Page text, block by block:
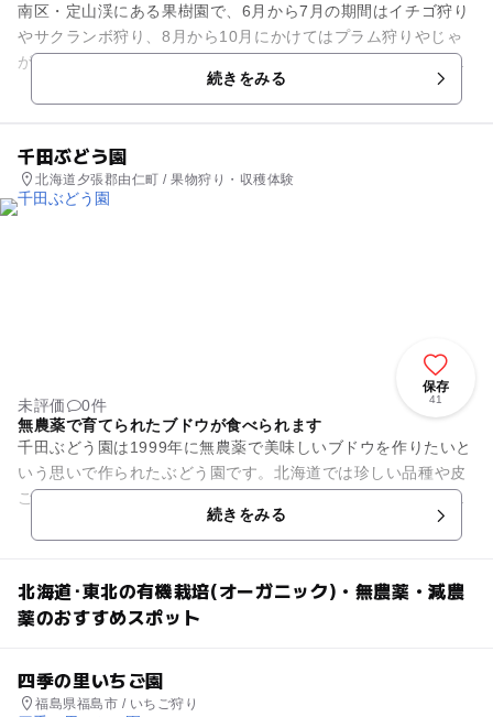
南区・定山渓にある果樹園で、6月から7月の期間はイチゴ狩り
やサクランボ狩り、8月から10月にかけてはプラム狩りやじゃ
がいも・とうきび収穫体験を楽しむことができます。また、バ
ーベキューハウスで美味...続きをみる
千田ぶどう園
北海道夕張郡由仁町 / 果物狩り・収穫体験
保存
41
未評価
0件
無農薬で育てられたブドウが食べられます
千田ぶどう園は1999年に無農薬で美味しいブドウを作りたいと
いう思いで作られたぶどう園です。北海道では珍しい品種や皮
ごと食べられる品種があったり、巨峰の黒や大粒のぶどうの
赤、緑のブドウなど色とり...続きをみる
北海道･東北の有機栽培(オーガニック)・無農薬・減農
薬のおすすめスポット
四季の里いちご園
福島県福島市 / いちご狩り